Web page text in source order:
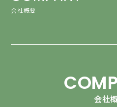
会社概要
会社